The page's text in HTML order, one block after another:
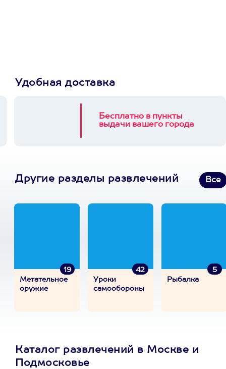
Удобная доставка
Бесплатно в пункты
выдачи вашего города
Другие разделы развлечений Все
19
Метательное
оружие
42
Уроки
самообороны
5
Рыбалка
Каталог развлечений в Москве и
Подмосковье